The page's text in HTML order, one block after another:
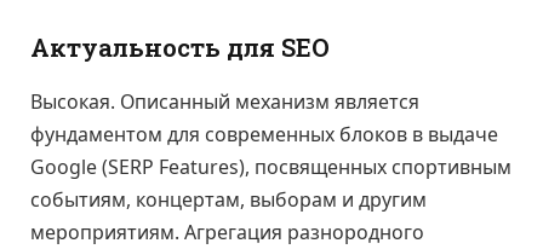
Актуальность для SEO
Высокая. Описанный механизм является
фундаментом для современных блоков в выдаче
Google (SERP Features), посвященных спортивным
событиям, концертам, выборам и другим
мероприятиям. Агрегация разнородного